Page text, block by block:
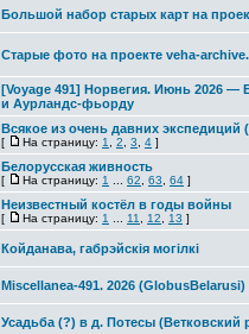
Большой набор старых карт на
Старые фото на проекте veha-
[Voyage 491] Норвегия. Июнь 2026 —
и Аурландс-фьорду
Всякое из очень давних экспедиций
[ На страницу: 1 2 3 4 ]
Белорусская живность
[ На страницу: 1 62 63 64 ]
Неизвестный костёл в годы войны
[ На страницу: 1 11 12 13 ]
Койданава, габрэйскія могілкі
Miscellanea-491. 2026 (GlobusBelarusi)
Усадьба (?) в д. Потесы (Ветковский